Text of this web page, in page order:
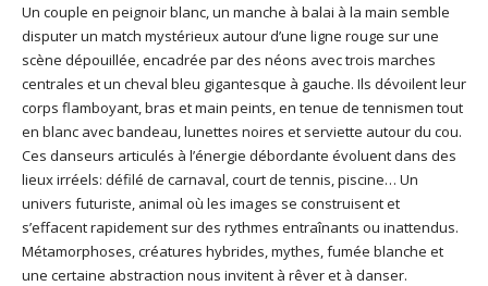
Un couple en peignoir blanc, un manche à balai à la main semble
disputer un match mystérieux autour d’une ligne rouge sur une
scène dépouillée, encadrée par des néons avec trois marches
centrales et un cheval bleu gigantesque à gauche. Ils dévoilent leur
corps flamboyant, bras et main peints, en tenue de tennismen tout
en blanc avec bandeau, lunettes noires et serviette autour du cou.
Ces danseurs articulés à l’énergie débordante évoluent dans des
lieux irréels: défilé de carnaval, court de tennis, piscine… Un
univers futuriste, animal où les images se construisent et
s’effacent rapidement sur des rythmes entraînants ou inattendus.
Métamorphoses, créatures hybrides, mythes, fumée blanche et
une certaine abstraction nous invitent à rêver et à danser.